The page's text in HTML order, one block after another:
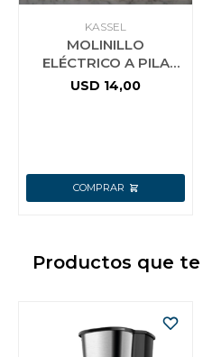
KASSEL
MOLINILLO
ELÉCTRICO A PILA
PARA SAL O PIMIENTA
USD 14,00
Productos que